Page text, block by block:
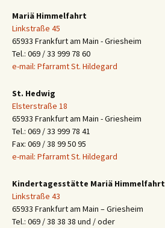
Mariä Himmelfahrt
Linkstraße 45
65933 Frankfurt am Main - Griesheim
Tel.: 069 / 33 999 78 60
e-mail: Pfarramt St. Hildegard
St. Hedwig
Elsterstraße 18
65933 Frankfurt am Main - Griesheim
Tel.: 069 / 33 999 78 41
Fax: 069 / 38 99 50 95
e-mail: Pfarramt St. Hildegard
Kindertagesstätte Mariä Himmelfahrt
Linkstraße 43
65933 Frankfurt am Main – Griesheim
Tel.: 069 / 38 38 38 und / oder